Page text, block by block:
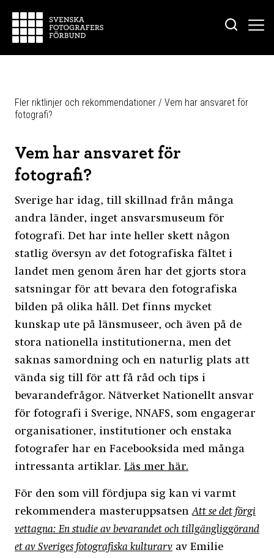
Fler riktlinjer och rekommendationer / Vem har ansvaret för
fotografi?
Vem har ansvaret för
fotografi?
Sverige har idag, till skillnad från många
andra länder, inget ansvarsmuseum för
fotografi. Det har inte heller skett någon
statlig översyn av det fotografiska fältet i
landet men genom åren har det gjorts stora
satsningar för att bevara den fotografiska
bilden på olika håll. Det finns mycket
kunskap ute på länsmuseer, och även på de
stora nationella institutionerna, men det
saknas samordning och en naturlig plats att
vända sig till för att få råd och tips i
bevarandefrågor. Nätverket Nationellt ansvar
för fotografi i Sverige, NNAFS, som engagerar
organisationer, institutioner och enstaka
fotografer har en Facebooksida med många
intressanta artiklar. Läs mer här.
För den som vill fördjupa sig kan vi varmt
rekommendera masteruppsatsenAtt se det förgi
vettagna: En studie av bevarandet och tillgängliggörand
et av Sveriges fotografiska kulturarv av Emilie